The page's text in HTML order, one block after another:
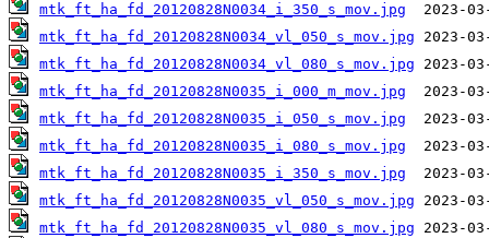
mtk_ft_ha_fd_20120828N0034_i_350_s_mov.jpg
mtk_ft_ha_fd_20120828N0034_vl_050_s_mov.jpg
mtk_ft_ha_fd_20120828N0034_vl_080_s_mov.jpg
mtk_ft_ha_fd_20120828N0035_i_000_m_mov.jpg
mtk_ft_ha_fd_20120828N0035_i_050_s_mov.jpg
mtk_ft_ha_fd_20120828N0035_i_080_s_mov.jpg
mtk_ft_ha_fd_20120828N0035_i_350_s_mov.jpg
mtk_ft_ha_fd_20120828N0035_vl_050_s_mov.jpg
mtk_ft_ha_fd_20120828N0035_vl_080_s_mov.jpg